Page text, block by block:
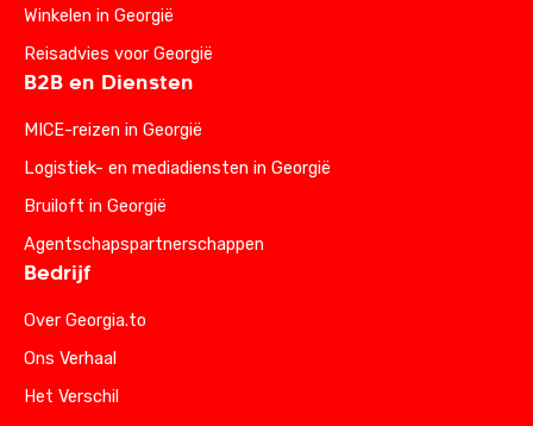
Winkelen in Georgië
Reisadvies voor Georgië
B2B en Diensten
MICE-reizen in Georgië
Logistiek- en mediadiensten in Georgië
Bruiloft in Georgië
Agentschapspartnerschappen
Bedrijf
Over Georgia.to
Ons Verhaal
Het Verschil